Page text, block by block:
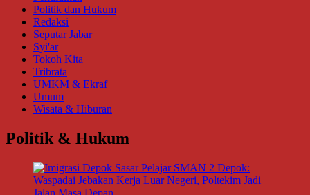
Politik dan Hukum
Redaksi
Seputar Jabar
Syi'ar
Tokoh Kita
Tribrata
UMKM & Ekraf
Umum
Wisata & Hiburan
Politik & Hukum